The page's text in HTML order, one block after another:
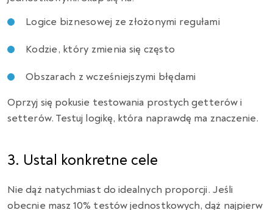
Logice biznesowej ze złożonymi regułami
Kodzie, który zmienia się często
Obszarach z wcześniejszymi błędami
Oprzyj się pokusie testowania prostych getterów i
setterów. Testuj logikę, która naprawdę ma znaczenie.
3. Ustal konkretne cele
Nie dąż natychmiast do idealnych proporcji. Jeśli
obecnie masz 10% testów jednostkowych, dąż najpierw